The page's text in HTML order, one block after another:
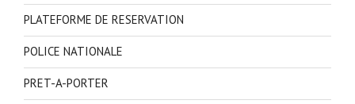
PLATEFORME DE RESERVATION
POLICE NATIONALE
PRET-A-PORTER